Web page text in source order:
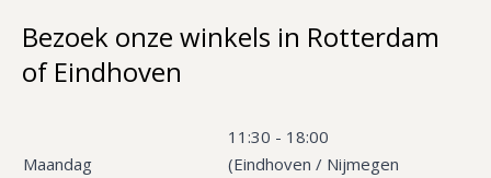
Bezoek onze winkels in Rotterdam
of Eindhoven
Maandag
11:30 - 18:00
(Eindhoven / Nijmegen